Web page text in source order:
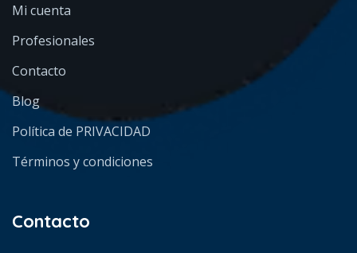
Mi cuenta
Profesionales
Contacto
Blog
Política de PRIVACIDAD
Términos y condiciones
Contacto